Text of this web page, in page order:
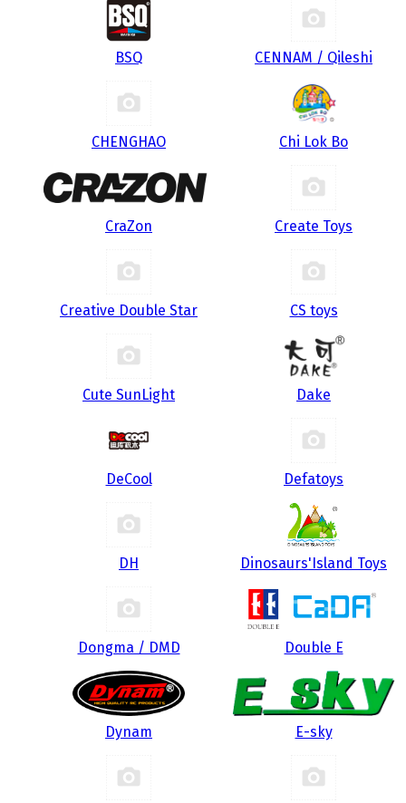
BSQ CENNAM / Qileshi
CHENGHAO Chi Lok Bo
CraZon Create Toys
Creative Double Star CS toys
Cute SunLight Dake
DeCool Defatoys
DH Dinosaurs'Island Toys
Dongma / DMD Double E
Dynam E-sky